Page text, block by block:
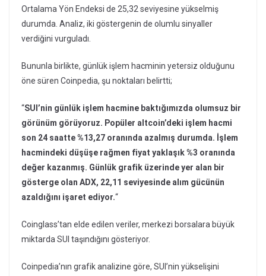
Ortalama Yön Endeksi de 25,32 seviyesine yükselmiş
durumda. Analiz, iki göstergenin de olumlu sinyaller
verdiğini vurguladı.
Bununla birlikte, günlük işlem hacminin yetersiz olduğunu
öne süren Coinpedia, şu noktaları belirtti;
“SUI’nin günlük işlem hacmine baktığımızda olumsuz bir
görünüm görüyoruz. Popüler altcoin’deki işlem hacmi
son 24 saatte %13,27 oranında azalmış durumda. İşlem
hacmindeki düşüşe rağmen fiyat yaklaşık %3 oranında
değer kazanmış. Günlük grafik üzerinde yer alan bir
gösterge olan ADX, 22,11 seviyesinde alım gücünün
azaldığını işaret ediyor.“
Coinglass’tan elde edilen veriler, merkezi borsalara büyük
miktarda SUI taşındığını gösteriyor.
Coinpedia’nın grafik analizine göre, SUI’nin yükselişini